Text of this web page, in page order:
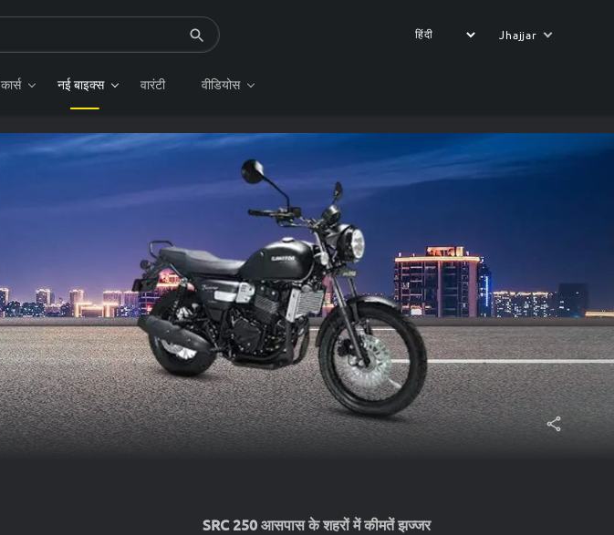
Jhajjar
नई बाइक्स वारंटी वीडियोस
SRC 250 आसपास के शहरों में कीमतें झज्जर